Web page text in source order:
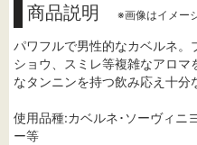
商品説明 ※画像はイメー
パワフルで男性的なカベルネ。
ショウ、スミレ等複雑なアロ
なタンニンを持つ飲み応え十分
使用品種:カベルネ･ソーヴィニ
ー等